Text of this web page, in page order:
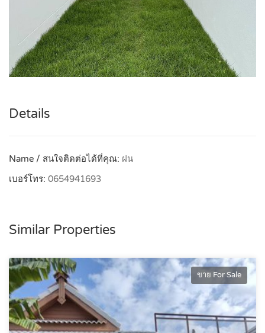
Details
Name / สนใจติดต่อได้ที่คุณ: ฝน
เบอร์โทร: 0654941693
Similar Properties
ขาย For Sale